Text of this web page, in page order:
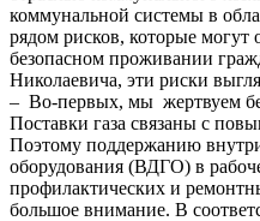
коммунальной системы в
рядом рисков, которые могут
безопасном проживании
Николаевича, эти риски
– Во-первых, мы жертвуем
Поставки газа связаны с
Поэтому поддержанию
оборудования (ВДГО) в
профилактических и
большое внимание. В